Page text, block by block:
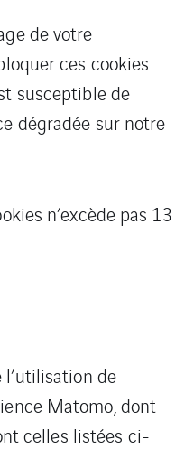
de votre
ces cookies.
susceptible de
dégradée sur notre
n’excède pas 13
de
Matomo, dont
celles listées ci-